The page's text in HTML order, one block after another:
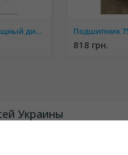
Продаю высокомощный дизельный двигатель КТА38-С1200 Подшипник
818 грн.
Украины